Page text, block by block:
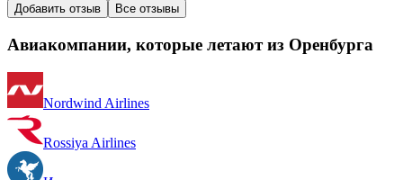
Добавить отзыв Все отзывы
Авиакомпании, которые летают из Оренбурга
Nordwind Airlines
Rossiya Airlines